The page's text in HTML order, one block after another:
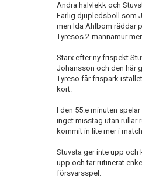
Andra halvlekk och
Farlig djupledsboll som
men Ida Ahlbom räddar
Tyresös 2-mannamur
Starx efter ny frispekt
Johansson och den här
Tyresö får frispark
kort.
I den 55:e minuten
inget misstag utan rullar
kommit in lite mer i
Stuvsta ger inte upp och
upp och tar rutinerat
försvarsspel.